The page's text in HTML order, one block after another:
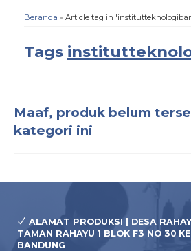
Beranda » Article tag in
Tags
Maaf, produk belum
kategori ini
ALAMAT PRODUKSI | DESA
TAMAN RAHAYU 1 BLOK F3 NO 30
BANDUNG